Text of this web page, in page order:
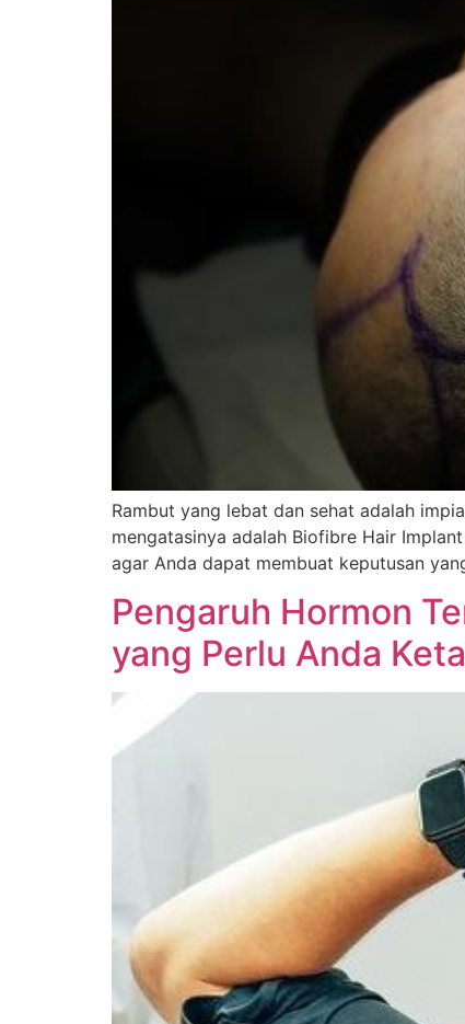
Rambut yang lebat dan sehat adalah
mengatasinya adalah Biofibre Hair
agar Anda dapat membuat keputusan
Pengaruh Hormon
yang Perlu Anda